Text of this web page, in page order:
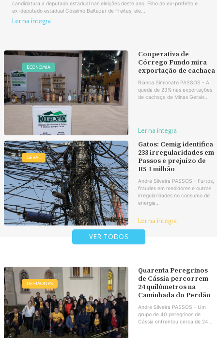
candidatura a deputado estadual nas eleições deste ano. Filho do ex-prefeito e
ex-deputado estadual Cóssimo Baltazar de Freitas, ele...
Ler na íntegra
ECONOMIA
Cooperativa de
Córrego Fundo mira
exportação de cachaça
Bianca Simionato PASSOS - A
queda de 23% nas exportações
de cachaça de Minas Gerais...
Ler na íntegra
GERAL
Gatos: Cemig identifica
233 irregularidades em
Passos e prejuízo de
R$ 1 milhão
André Silveira PASSOS - Furtos,
fraudes em medidores e outras
irregularidades no consumo de
energia...
Ler na íntegra
VER TODOS
DESTAQUES
Quarenta Peregrinos
de Cássia percorrem
24 quilômetros na
Caminhada do Perdão
André Silveira PASSOS - Um
grupo de 40 peregrinos de
Cássia enfrentou cerca de 24...